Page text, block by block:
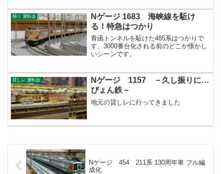
独り 運転会
Nゲージ 1683 海峡線を駈け
る！特急はつかり
青函トンネルを駈けた485系はつかりで
す。3000番台化される前のどこか懐かし
いシーンです。
貸しレ 運転会
Nゲージ 1157 －久し振りに…
ぴょん鉄－
地元の貸しレに行ってきました
Nゲージ 454 211系 130周年車 フル編
成化